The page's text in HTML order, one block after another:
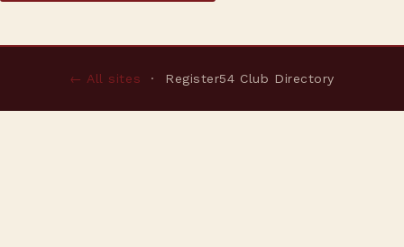
← All sites · Register54 Club Directory